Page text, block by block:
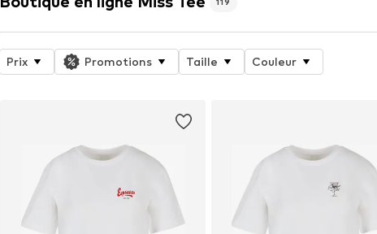
Prix Promotions Taille Couleur